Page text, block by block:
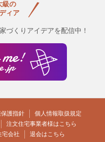
級の
ィア
づくりアイデアを配信中！
護指針
個人情報取扱規定
注文住宅事業者様はこちら
宅会社 退会はこちら